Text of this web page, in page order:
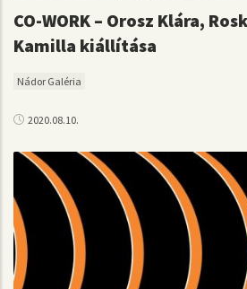
CO-WORK – Orosz Klára,
Kamilla kiállítása
Nádor Galéria
2020.08.10.